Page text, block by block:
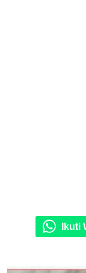
Ikuti